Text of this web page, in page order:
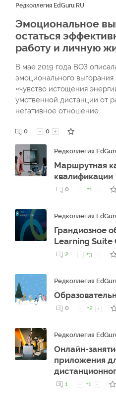
Редколлегия EdGuru.RU
Эмоциональное
остаться
работу и личную
В мае 2019 года ВОЗ
эмоционального
«чувство истощения
умственной дистанции от
негативное отношение...
0 0
Редколлегия
Маршрутная
квалификации
0 +1
Редколлегия
Грандиозное
Learning Suite
2 +3
Редколлегия
0 +2
Редколлегия
Онлайн-
приложения
1 +1